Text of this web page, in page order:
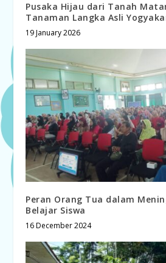
Pusaka Hijau dari Tanah
Tanaman Langka Asli
19 January 2026
Peran Orang Tua dalam
Belajar Siswa
16 December 2024